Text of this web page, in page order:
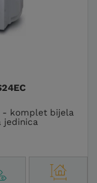
- komplet bijela
jedinica